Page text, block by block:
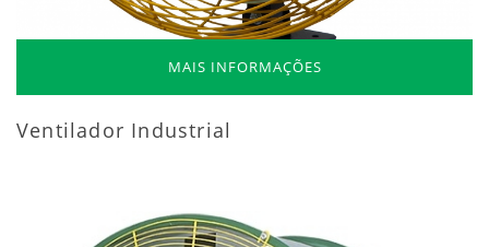
MAIS INFORMAÇÕES
Ventilador Industrial